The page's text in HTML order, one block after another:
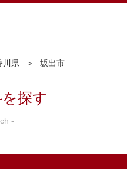
川県 坂出市
探す
-